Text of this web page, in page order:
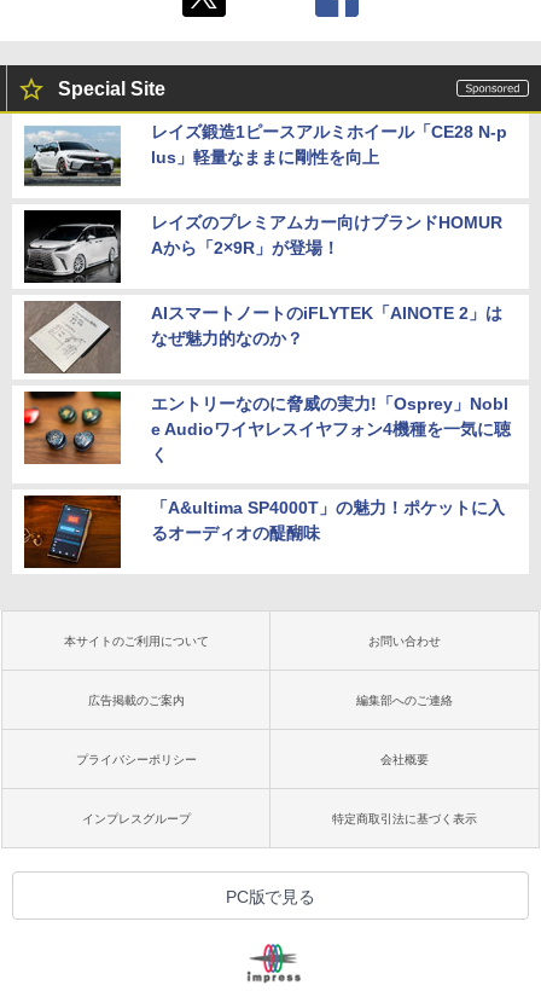
Special Site
レイズ鍛造1ピースアルミホイール「CE28 N-p
lus」軽量なままに剛性を向上
レイズのプレミアムカー向けブランドHOMUR
Aから「2×9R」が登場！
AIスマートノートのiFLYTEK「AINOTE 2」は
なぜ魅力的なのか？
エントリーなのに脅威の実力!「Osprey」Nobl
e Audioワイヤレスイヤフォン4機種を一気に聴
く
「A&ultima SP4000T」の魅力！ポケットに入
るオーディオの醍醐味
本サイトのご利用について お問い合わせ
広告掲載のご案内 編集部へのご連絡
プライバシーポリシー 会社概要
インプレスグループ 特定商取引法に基づく表示
PC版で見る